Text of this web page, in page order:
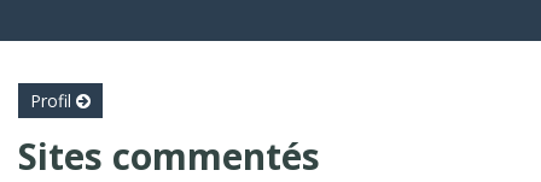
Profil
Sites commentés